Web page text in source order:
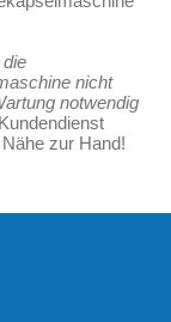
nicht
notwendig
zur Hand!